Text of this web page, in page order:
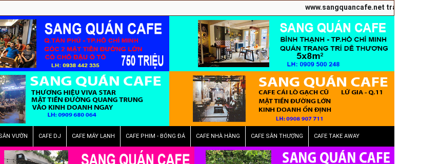
www.sangquancafe.net trang chuyên
VƯỜN CAFE DJ CAFE MÁY LẠNH CAFE PHIM - BÓNG ĐÁ CAFE NHÀ HÀNG CAFE SÂN THƯỢNG CAFE TAKE AWAY